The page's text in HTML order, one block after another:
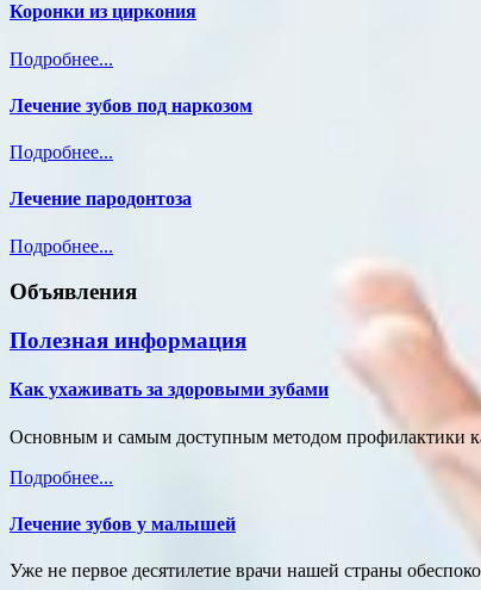
Коронки из циркония
Подробнее...
Лечение зубов под наркозом
Подробнее...
Лечение пародонтоза
Подробнее...
Объявления
Полезная информация
Как ухаживать за здоровыми зубами
Основным и самым доступным методом профилактики
Подробнее...
Лечение зубов у малышей
Уже не первое десятилетие врачи нашей страны